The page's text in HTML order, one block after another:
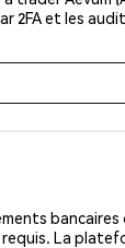
2FA et les
La